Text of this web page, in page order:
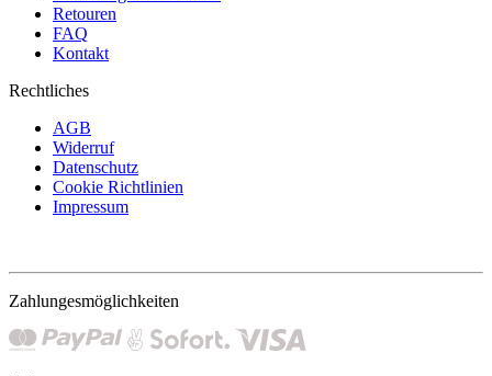
Retouren
FAQ
Kontakt
Rechtliches
AGB
Widerruf
Datenschutz
Cookie Richtlinien
Impressum
Zahlungesmöglichkeiten